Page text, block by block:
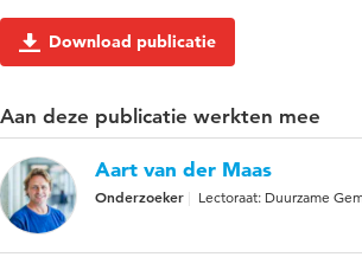
Download publicatie
Aan deze publicatie werkten mee
Aart van der Maas
Onderzoeker Lectoraat: Duurzame